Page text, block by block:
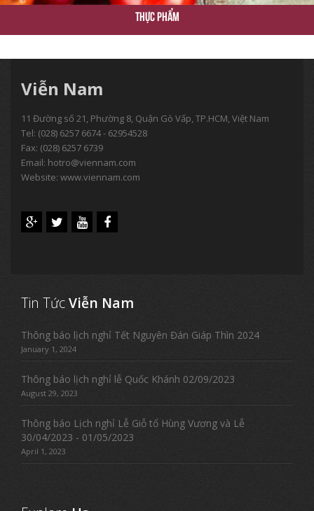
Thực Phẩm
Viễn Nam
11 Đường số 21, Phường 8, Quận Gò Vấp, TP.HCM, Việt Nam
Tel: (028) 6257 6674 - 62954528
Fax: (028) 6257 6739
Email: hotro@viennam.com
Website: www.viennam.com
Tin TứcViễn Nam
Thông báo lịch nghỉ Tết Nguyên Đán Giáp Thìn 2024
January 1, 2024
Thông báo lịch nghỉ lễ Quốc Khánh 02/09/2023
August 29, 2023
Thông báo Lịch nghỉ Lễ Giỗ tổ Hùng Vương và Lễ
30/04/2023 - 01/05/2023
April 1, 2023